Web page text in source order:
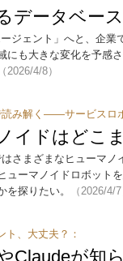
データベー
ジェント」へと、企業
にも大きな変化を予感
（2026/4/8）
読み解く――サービスロ
イドはどこ
はさまざまなヒューマ
ューマノイドロボット
を探りたい。
（2026/4/7
ト、大丈夫？：
Claudeが知